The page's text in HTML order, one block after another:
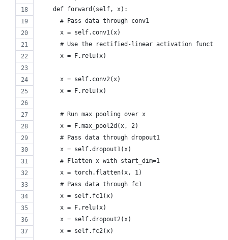
    def forward(self, x):
      # Pass data through conv1
      x = self.conv1(x)
# Use the rectified-linear activation function
      x = F.relu(x)
      x = self.conv2(x)
      x = F.relu(x)
      # Run max pooling over x
      x = F.max_pool2d(x, 2)
      # Pass data through dropout1
      x = self.dropout1(x)
      # Flatten x with start_dim=1
      x = torch.flatten(x, 1)
      # Pass data through fc1
      x = self.fc1(x)
      x = F.relu(x)
      x = self.dropout2(x)
      x = self.fc2(x)